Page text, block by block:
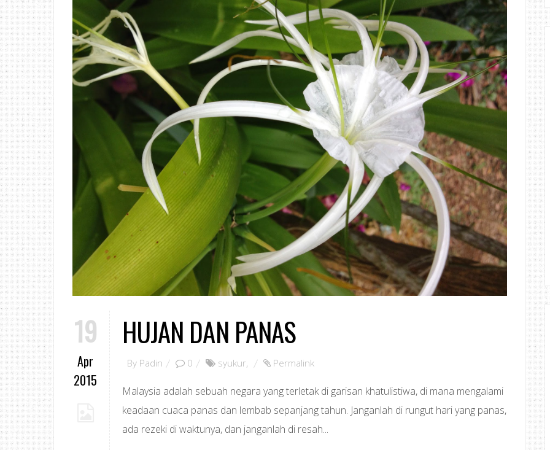
19
Apr
2015
HUJAN DAN PANAS
By Padin 0 syukur, Permalink
Malaysia adalah sebuah negara yang terletak di garisan khatulistiwa, di mana mengalami
keadaan cuaca panas dan lembab sepanjang tahun. Janganlah di rungut hari yang panas,
ada rezeki di waktunya, dan janganlah di resah...